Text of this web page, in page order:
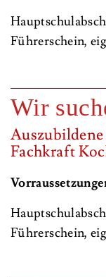
Führerschein,
Wir
Fachkraft
Führerschein,